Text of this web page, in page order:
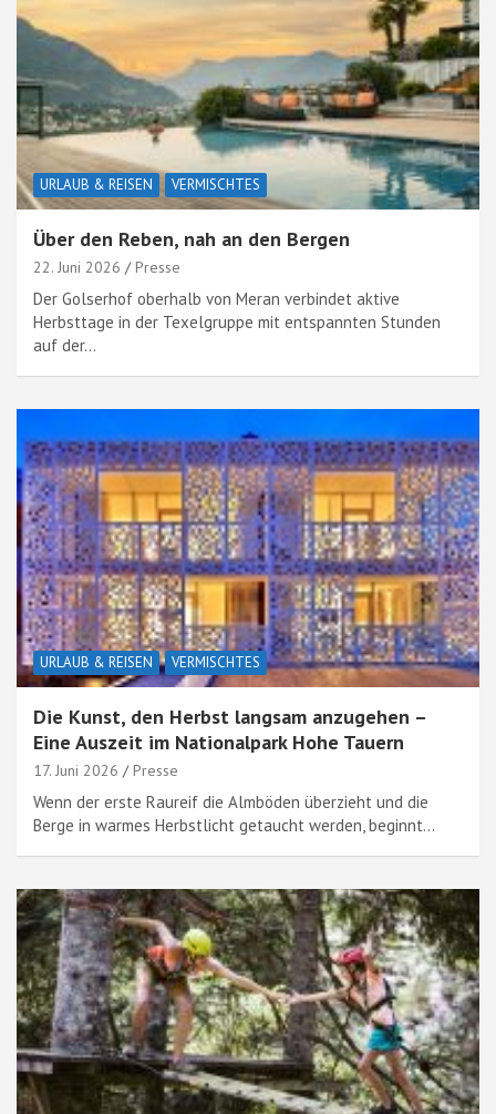
URLAUB & REISEN VERMISCHTES
Über den Reben, nah an den Bergen
22. Juni 2026 Presse
Der Golserhof oberhalb von Meran verbindet aktive
Herbsttage in der Texelgruppe mit entspannten Stunden
auf der…
URLAUB & REISEN VERMISCHTES
Die Kunst, den Herbst langsam anzugehen –
Eine Auszeit im Nationalpark Hohe Tauern
17. Juni 2026 Presse
Wenn der erste Raureif die Almböden überzieht und die
Berge in warmes Herbstlicht getaucht werden, beginnt…